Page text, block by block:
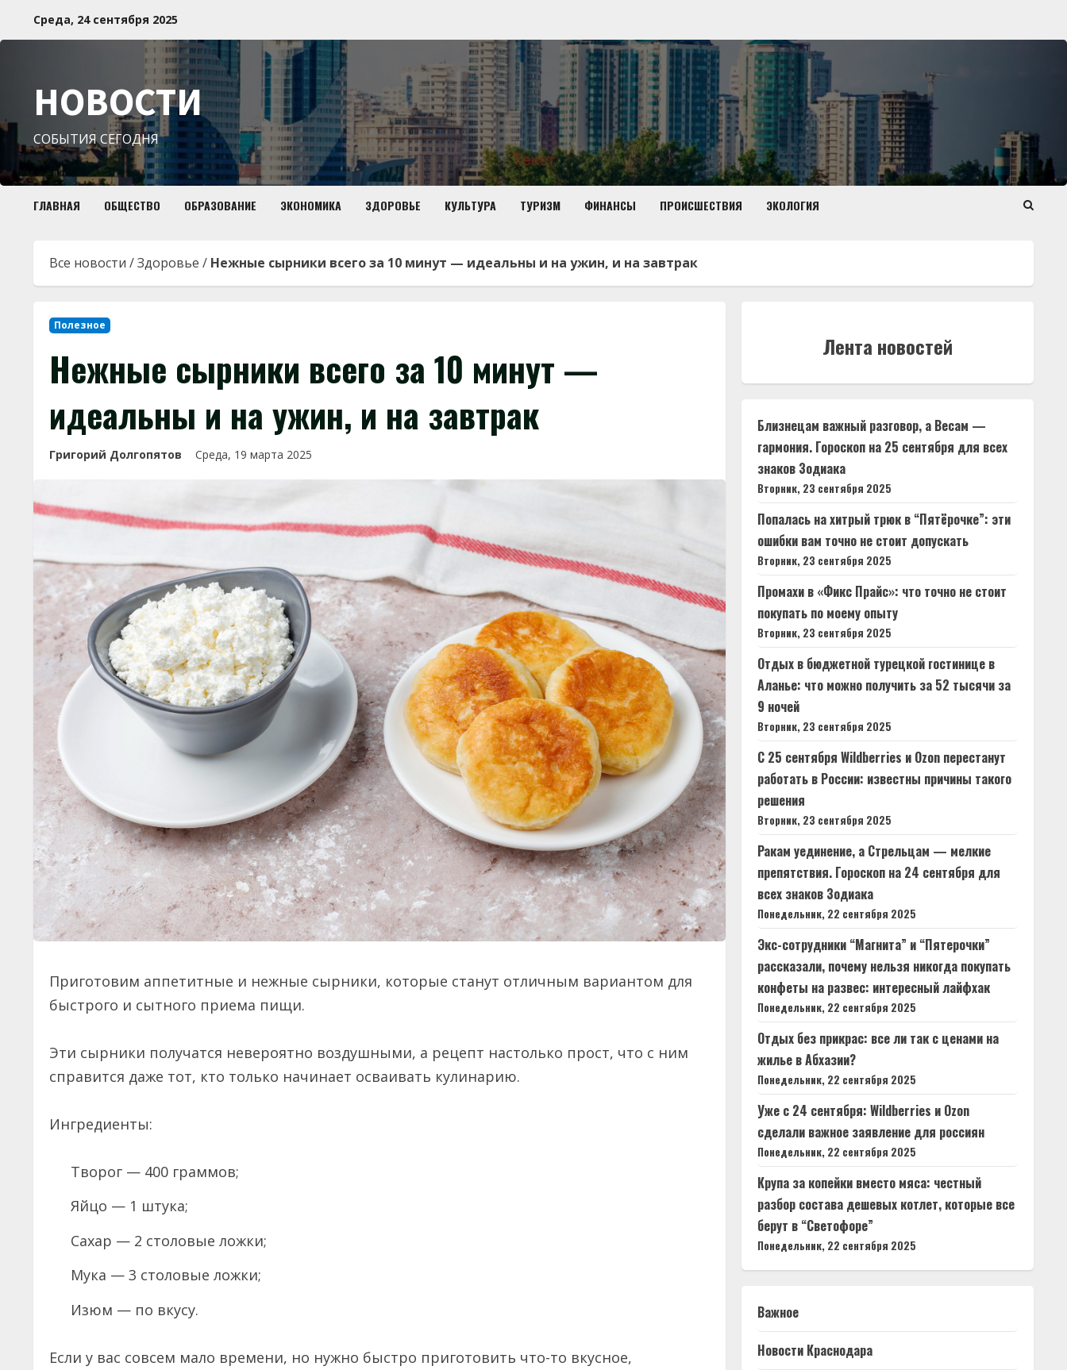
Среда, 24 сентября 2025
НОВОСТИ
СОБЫТИЯ СЕГОДНЯ
ГЛАВНАЯ ОБЩЕСТВО ОБРАЗОВАНИЕ ЭКОНОМИКА ЗДОРОВЬЕ КУЛЬТУРА ТУРИЗМ ФИНАНСЫ ПРОИСШЕСТВИЯ ЭКОЛОГИЯ
Все новости /Здоровье / Нежные сырники всего за 10 минут — идеальны и на ужин, и на завтрак
Полезное
Нежные сырники всего за 10 минут —
идеальны и на ужин, и на завтрак
Григорий Долгопятов Среда, 19 марта 2025
Приготовим аппетитные и нежные сырники, которые станут отличным вариантом для
быстрого и сытного приема пищи.
Эти сырники получатся невероятно воздушными, а рецепт настолько прост, что с ним
справится даже тот, кто только начинает осваивать кулинарию.
Ингредиенты:
Творог — 400 граммов;
Яйцо — 1 штука;
Сахар — 2 столовые ложки;
Мука — 3 столовые ложки;
Изюм — по вкусу.
Если у вас совсем мало времени, но нужно быстро приготовить что-то вкусное,
Лента новостей
Близнецам важный разговор, а Весам —
гармония. Гороскоп на 25 сентября для всех
знаков Зодиака
Вторник, 23 сентября 2025
Попалась на хитрый трюк в “Пятёрочке”: эти
ошибки вам точно не стоит допускать
Вторник, 23 сентября 2025
Промахи в «Фикс Прайс»: что точно не стоит
покупать по моему опыту
Вторник, 23 сентября 2025
Отдых в бюджетной турецкой гостинице в
Аланье: что можно получить за 52 тысячи за
9 ночей
Вторник, 23 сентября 2025
С 25 сентября Wildberries и Ozon перестанут
работать в России: известны причины такого
решения
Вторник, 23 сентября 2025
Ракам уединение, а Стрельцам — мелкие
препятствия. Гороскоп на 24 сентября для
всех знаков Зодиака
Понедельник, 22 сентября 2025
Экс-сотрудники “Магнита” и “Пятерочки”
рассказали, почему нельзя никогда покупать
конфеты на развес: интересный лайфхак
Понедельник, 22 сентября 2025
Отдых без прикрас: все ли так с ценами на
жилье в Абхазии?
Понедельник, 22 сентября 2025
Уже с 24 сентября: Wildberries и Ozon
сделали важное заявление для россиян
Понедельник, 22 сентября 2025
Крупа за копейки вместо мяса: честный
разбор состава дешевых котлет, которые все
берут в “Светофоре”
Понедельник, 22 сентября 2025
Важное
Новости Краснодара